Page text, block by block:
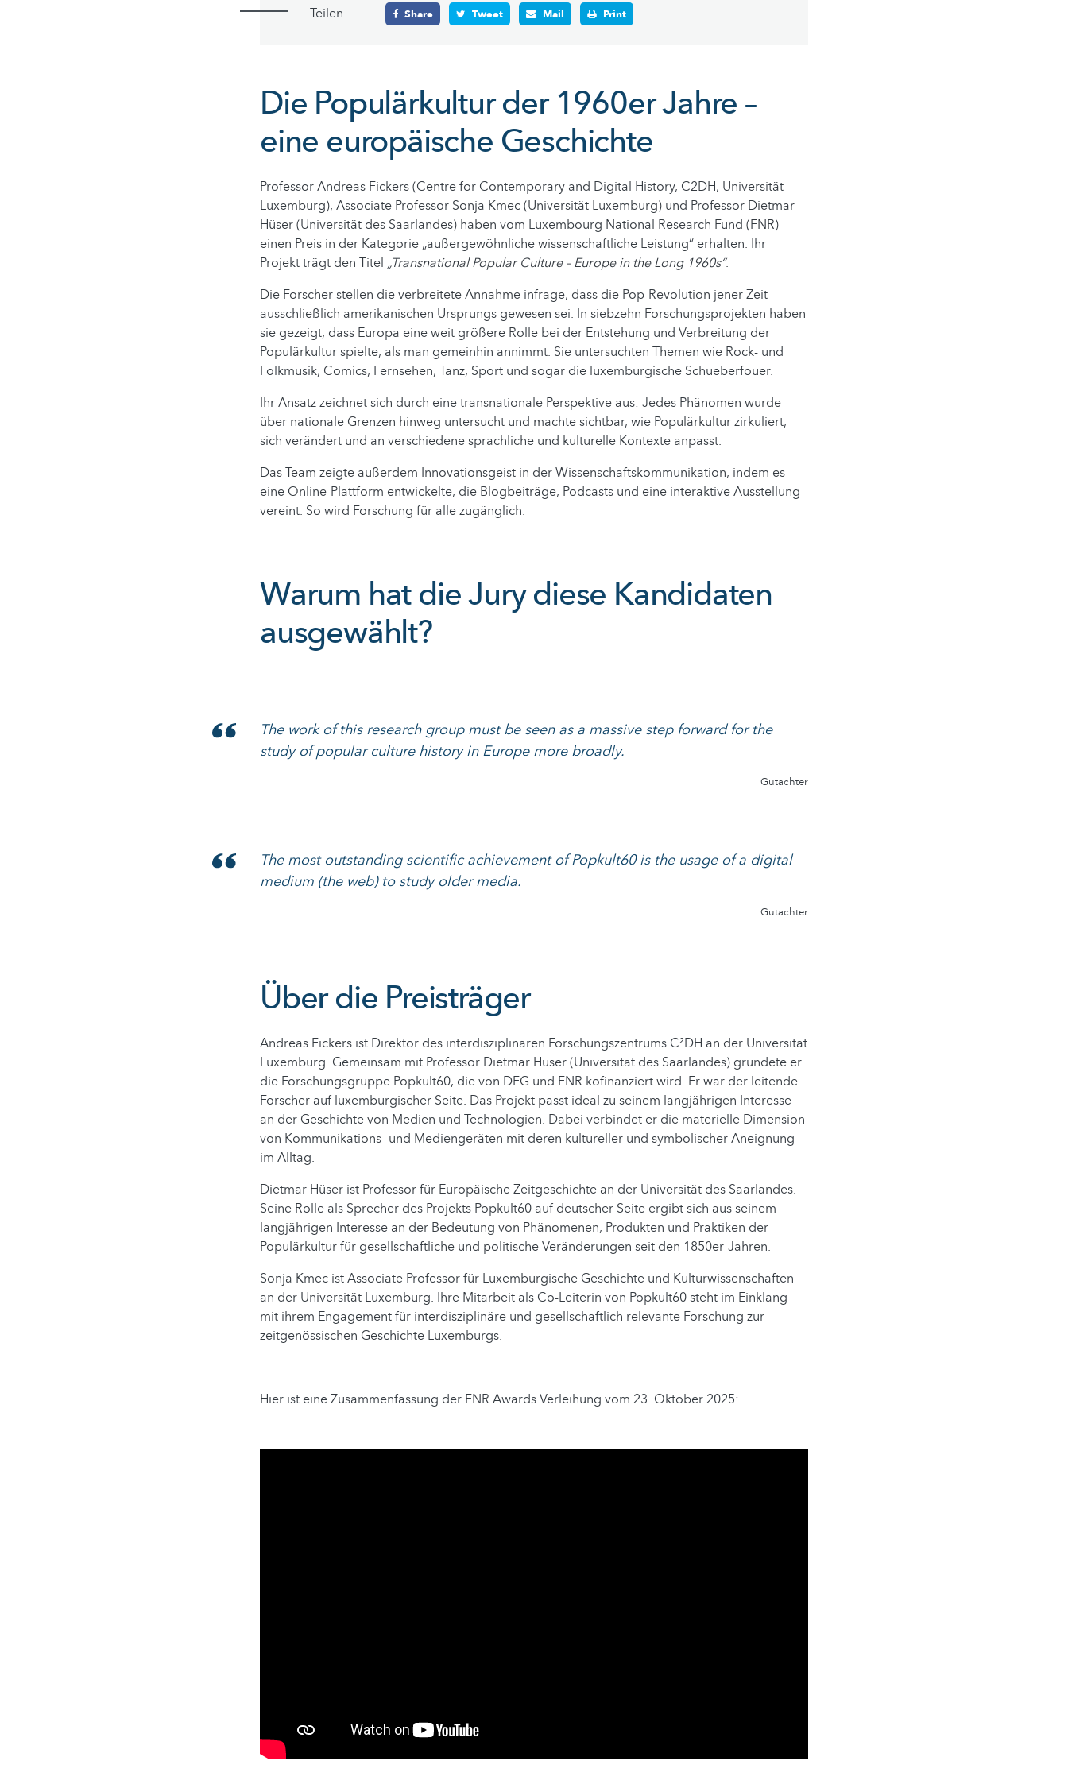
Teilen Share Tweet Mail Print
Die Populärkultur der 1960er Jahre –
eine europäische Geschichte
Professor Andreas Fickers (Centre for Contemporary and Digital History, C2DH, Universität
Luxemburg), Associate Professor Sonja Kmec (Universität Luxemburg) und Professor Dietmar
Hüser (Universität des Saarlandes) haben vom Luxembourg National Research Fund (FNR)
einen Preis in der Kategorie „außergewöhnliche wissenschaftliche Leistung“ erhalten. Ihr
Projekt trägt den Titel „Transnational Popular Culture – Europe in the Long 1960s“.
Die Forscher stellen die verbreitete Annahme infrage, dass die Pop-Revolution jener Zeit
ausschließlich amerikanischen Ursprungs gewesen sei. In siebzehn Forschungsprojekten haben
sie gezeigt, dass Europa eine weit größere Rolle bei der Entstehung und Verbreitung der
Populärkultur spielte, als man gemeinhin annimmt. Sie untersuchten Themen wie Rock- und
Folkmusik, Comics, Fernsehen, Tanz, Sport und sogar die luxemburgische Schueberfouer.
Ihr Ansatz zeichnet sich durch eine transnationale Perspektive aus: Jedes Phänomen wurde
über nationale Grenzen hinweg untersucht und machte sichtbar, wie Populärkultur zirkuliert,
sich verändert und an verschiedene sprachliche und kulturelle Kontexte anpasst.
Das Team zeigte außerdem Innovationsgeist in der Wissenschaftskommunikation, indem es
eine Online-Plattform entwickelte, die Blogbeiträge, Podcasts und eine interaktive Ausstellung
vereint. So wird Forschung für alle zugänglich.
Warum hat die Jury diese Kandidaten
ausgewählt?
The work of this research group must be seen as a massive step forward for the
study of popular culture history in Europe more broadly.
Gutachter
The most outstanding scientific achievement of Popkult60 is the usage of a digital
medium (the web) to study older media.
Gutachter
Über die Preisträger
Andreas Fickers ist Direktor des interdisziplinären Forschungszentrums C²DH an der Universität
Luxemburg. Gemeinsam mit Professor Dietmar Hüser (Universität des Saarlandes) gründete er
die Forschungsgruppe Popkult60, die von DFG und FNR kofinanziert wird. Er war der leitende
Forscher auf luxemburgischer Seite. Das Projekt passt ideal zu seinem langjährigen Interesse
an der Geschichte von Medien und Technologien. Dabei verbindet er die materielle Dimension
von Kommunikations- und Mediengeräten mit deren kultureller und symbolischer Aneignung
im Alltag.
Dietmar Hüser ist Professor für Europäische Zeitgeschichte an der Universität des Saarlandes.
Seine Rolle als Sprecher des Projekts Popkult60 auf deutscher Seite ergibt sich aus seinem
langjährigen Interesse an der Bedeutung von Phänomenen, Produkten und Praktiken der
Populärkultur für gesellschaftliche und politische Veränderungen seit den 1850er-Jahren.
Sonja Kmec ist Associate Professor für Luxemburgische Geschichte und Kulturwissenschaften
an der Universität Luxemburg. Ihre Mitarbeit als Co-Leiterin von Popkult60 steht im Einklang
mit ihrem Engagement für interdisziplinäre und gesellschaftlich relevante Forschung zur
zeitgenössischen Geschichte Luxemburgs.
Hier ist eine Zusammenfassung der FNR Awards Verleihung vom 23. Oktober 2025: